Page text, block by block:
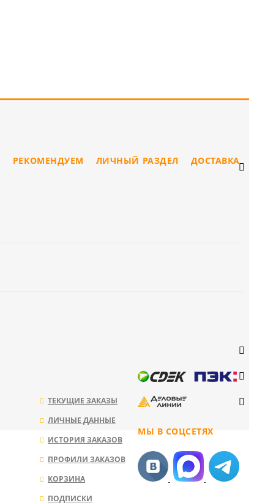
ДОСТАВКА
ЛИЧНЫЙ РАЗДЕЛ
РЕКОМЕНДУЕМ
МЫ В СОЦСЕТЯХ
ТЕКУЩИЕ ЗАКАЗЫ
ЛИЧНЫЕ ДАННЫЕ
ИСТОРИЯ ЗАКАЗОВ
ПРОФИЛИ ЗАКАЗОВ
КОРЗИНА
ПОДПИСКИ